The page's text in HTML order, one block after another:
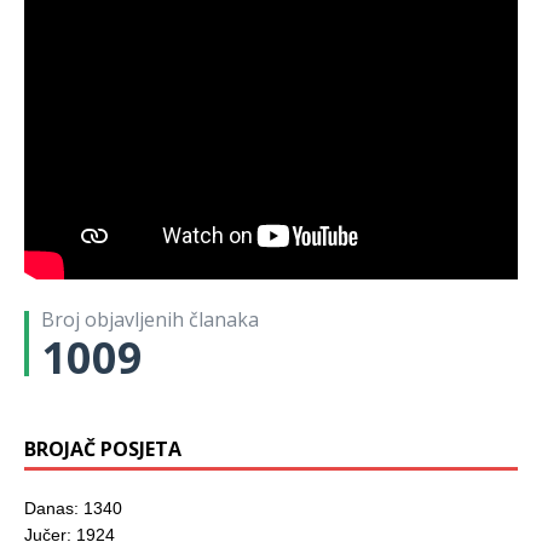
Broj objavljenih članaka
1009
BROJAČ POSJETA
Danas: 1340
Jučer: 1924